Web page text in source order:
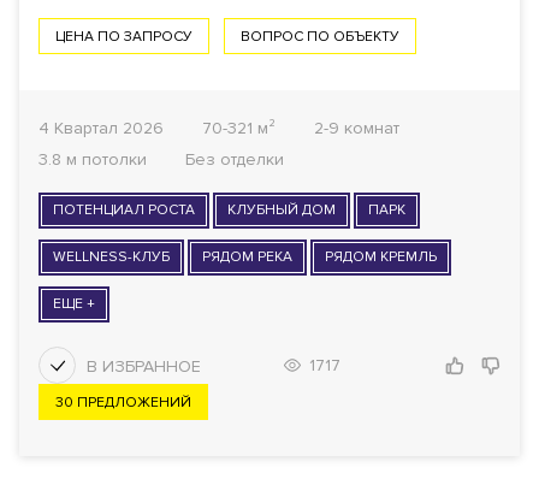
ЦЕНА ПО ЗАПРОСУ ВОПРОС ПО ОБЪЕКТУ
4 Квартал 2026 70-321 м²
2-9 комнат
3.8 м потолки
Без отделки
ПОТЕНЦИАЛ РОСТА КЛУБНЫЙ ДОМ ПАРК
WELLNESS-КЛУБ РЯДОМ РЕКА РЯДОМ КРЕМЛЬ
ЕЩЕ +
1717
30 ПРЕДЛОЖЕНИЙ